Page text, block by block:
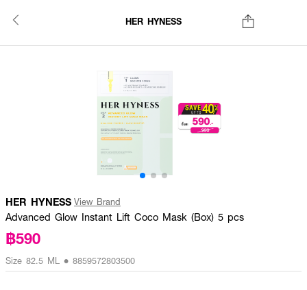
HER HYNESS
HER HYNESS View Brand
Advanced Glow Instant Lift Coco Mask (Box) 5 pcs
฿590
Size 82.5 ML • 8859572803500